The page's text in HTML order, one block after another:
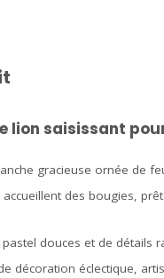
lion saisissant
gracieuse ornée de
des bougies,
douces et de détails
décoration éclectique,